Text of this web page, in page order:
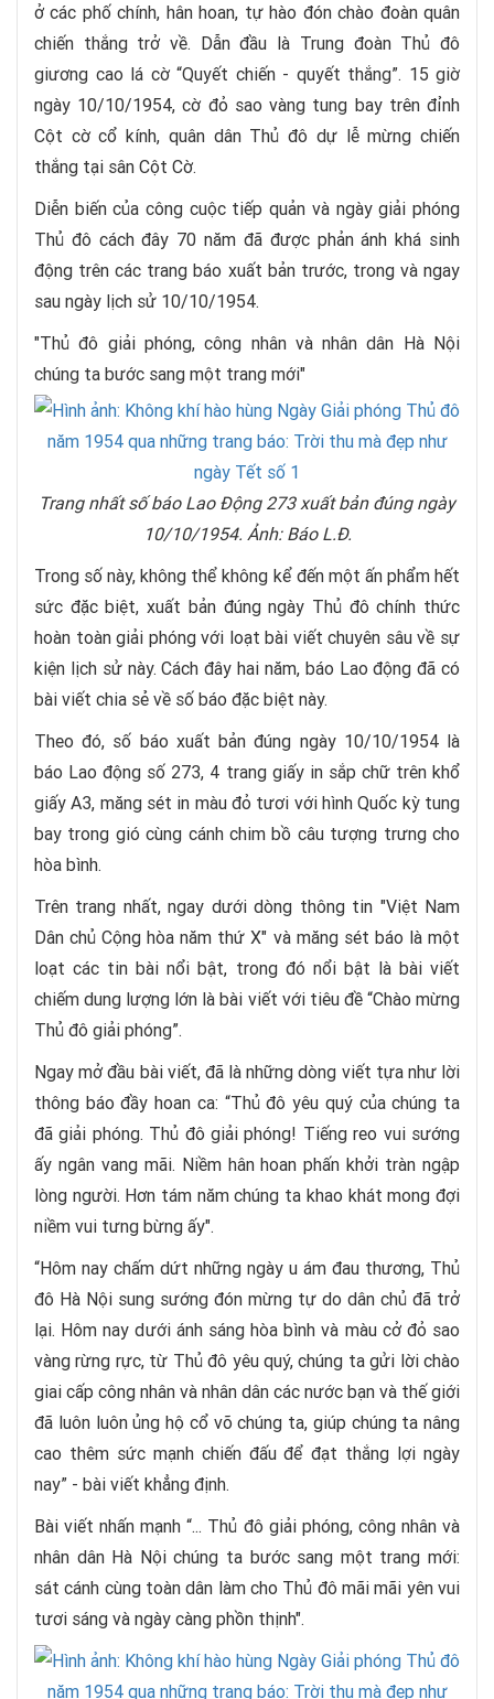
ở các phố chính, hân hoan, tự hào đón chào đoàn quân
chiến thắng trở về. Dẫn đầu là Trung đoàn Thủ đô
giương cao lá cờ “Quyết chiến - quyết thắng”. 15 giờ
ngày 10/10/1954, cờ đỏ sao vàng tung bay trên đỉnh
Cột cờ cổ kính, quân dân Thủ đô dự lễ mừng chiến
thắng tại sân Cột Cờ.
Diễn biến của công cuộc tiếp quản và ngày giải phóng
Thủ đô cách đây 70 năm đã được phản ánh khá sinh
động trên các trang báo xuất bản trước, trong và ngay
sau ngày lịch sử 10/10/1954.
"Thủ đô giải phóng, công nhân và nhân dân Hà Nội
chúng ta bước sang một trang mới"
Trang nhất số báo Lao Động 273 xuất bản đúng ngày
10/10/1954. Ảnh: Báo L.Đ.
Trong số này, không thể không kể đến một ấn phẩm hết
sức đặc biệt, xuất bản đúng ngày Thủ đô chính thức
hoàn toàn giải phóng với loạt bài viết chuyên sâu về sự
kiện lịch sử này. Cách đây hai năm, báo Lao động đã có
bài viết chia sẻ về số báo đặc biệt này.
Theo đó, số báo xuất bản đúng ngày 10/10/1954 là
báo Lao động số 273, 4 trang giấy in sắp chữ trên khổ
giấy A3, măng sét in màu đỏ tươi với hình Quốc kỳ tung
bay trong gió cùng cánh chim bồ câu tượng trưng cho
hòa bình.
Trên trang nhất, ngay dưới dòng thông tin "Việt Nam
Dân chủ Cộng hòa năm thứ X" và măng sét báo là một
loạt các tin bài nổi bật, trong đó nổi bật là bài viết
chiếm dung lượng lớn là bài viết với tiêu đề “Chào mừng
Thủ đô giải phóng”.
Ngay mở đầu bài viết, đã là những dòng viết tựa như lời
thông báo đầy hoan ca: “Thủ đô yêu quý của chúng ta
đã giải phóng. Thủ đô giải phóng! Tiếng reo vui sướng
ấy ngân vang mãi. Niềm hân hoan phấn khởi tràn ngập
lòng người. Hơn tám năm chúng ta khao khát mong đợi
niềm vui tưng bừng ấy".
“Hôm nay chấm dứt những ngày u ám đau thương, Thủ
đô Hà Nội sung sướng đón mừng tự do dân chủ đã trở
lại. Hôm nay dưới ánh sáng hòa bình và màu cở đỏ sao
vàng rừng rực, từ Thủ đô yêu quý, chúng ta gửi lời chào
giai cấp công nhân và nhân dân các nước bạn và thế giới
đã luôn luôn ủng hộ cổ võ chúng ta, giúp chúng ta nâng
cao thêm sức mạnh chiến đấu để đạt thắng lợi ngày
nay” - bài viết khẳng định.
Bài viết nhấn mạnh “... Thủ đô giải phóng, công nhân và
nhân dân Hà Nội chúng ta bước sang một trang mới:
sát cánh cùng toàn dân làm cho Thủ đô mãi mãi yên vui
tươi sáng và ngày càng phồn thịnh".